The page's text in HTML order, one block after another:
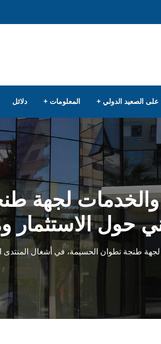
على الصعيد الدولي المعلومات دلائل
والخدمات لجهة
حول الاستثمار
طنجة تطوان الحسيمة، في أشغال المنتدى